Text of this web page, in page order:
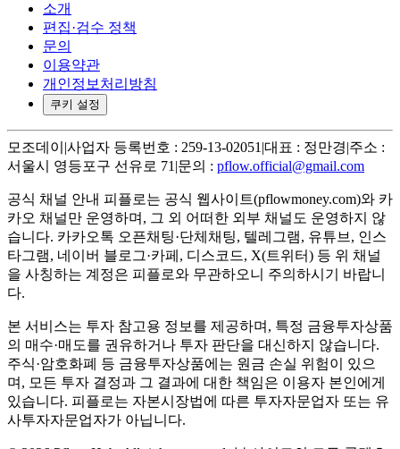
소개
편집·검수 정책
문의
이용약관
개인정보처리방침
쿠키 설정
모조데이 |사업자 등록번호 : 259-13-02051 |대표 : 정만경|주소 :
서울시 영등포구 선유로 71 |문의 : pflow.official@gmail.com
공식 채널 안내 피플로는 공식 웹사이트(pflowmoney.com)와 카
카오 채널만 운영하며, 그 외 어떠한 외부 채널도 운영하지 않
습니다. 카카오톡 오픈채팅·단체채팅, 텔레그램, 유튜브, 인스
타그램, 네이버 블로그·카페, 디스코드, X(트위터) 등 위 채널
을 사칭하는 계정은 피플로와 무관하오니 주의하시기 바랍니
다.
본 서비스는 투자 참고용 정보를 제공하며, 특정 금융투자상품
의 매수·매도를 권유하거나 투자 판단을 대신하지 않습니다.
주식·암호화폐 등 금융투자상품에는 원금 손실 위험이 있으
며, 모든 투자 결정과 그 결과에 대한 책임은 이용자 본인에게
있습니다. 피플로는 자본시장법에 따른 투자자문업자 또는 유
사투자자문업자가 아닙니다.